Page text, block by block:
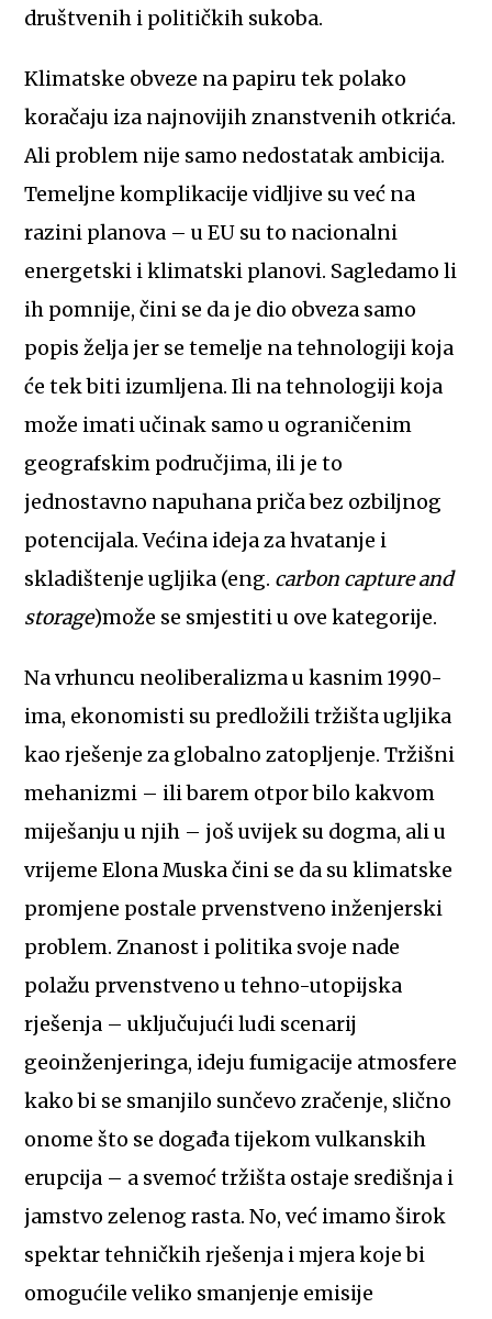
društvenih i političkih sukoba.
Klimatske obveze na papiru tek polako
koračaju iza najnovijih znanstvenih otkrića.
Ali problem nije samo nedostatak ambicija.
Temeljne komplikacije vidljive su već na
razini planova – u EU su to nacionalni
energetski i klimatski planovi. Sagledamo li
ih pomnije, čini se da je dio obveza samo
popis želja jer se temelje na tehnologiji koja
će tek biti izumljena. Ili na tehnologiji koja
može imati učinak samo u ograničenim
geografskim područjima, ili je to
jednostavno napuhana priča bez ozbiljnog
potencijala. Većina ideja za hvatanje i
skladištenje ugljika (eng. carbon capture and
storage)može se smjestiti u ove kategorije.
Na vrhuncu neoliberalizma u kasnim 1990-
ima, ekonomisti su predložili tržišta ugljika
kao rješenje za globalno zatopljenje. Tržišni
mehanizmi – ili barem otpor bilo kakvom
miješanju u njih – još uvijek su dogma, ali u
vrijeme Elona Muska čini se da su klimatske
promjene postale prvenstveno inženjerski
problem. Znanost i politika svoje nade
polažu prvenstveno u tehno-utopijska
rješenja – uključujući ludi scenarij
geoinženjeringa, ideju fumigacije atmosfere
kako bi se smanjilo sunčevo zračenje, slično
onome što se događa tijekom vulkanskih
erupcija – a svemoć tržišta ostaje središnja i
jamstvo zelenog rasta. No, već imamo širok
spektar tehničkih rješenja i mjera koje bi
omogućile veliko smanjenje emisije